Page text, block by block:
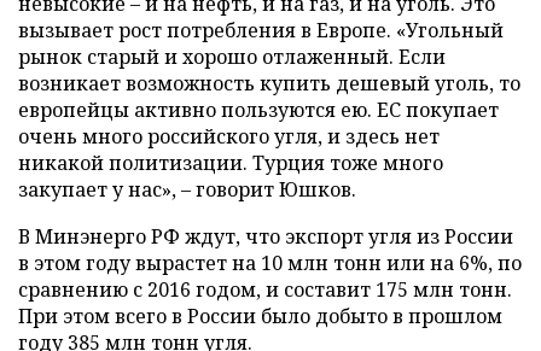
вызывает рост потребления в Европе. «Угольный
рынок старый и хорошо отлаженный. Если
возникает возможность купить дешевый уголь, то
европейцы активно пользуются ею. ЕС покупает
очень много российского угля, и здесь нет
никакой политизации. Турция тоже много
закупает у нас», – говорит Юшков.
В Минэнерго РФ ждут, что экспорт угля из России
в этом году вырастет на 10 млн тонн или на 6%, по
сравнению с 2016 годом, и составит 175 млн тонн.
При этом всего в России было добыто в прошлом
году 385 млн тонн угля.